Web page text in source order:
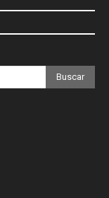
Buscar